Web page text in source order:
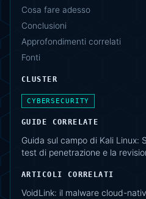
Cosa fare adesso
Conclusioni
Approfondimenti correlati
Fonti
CLUSTER
CYBERSECURITY
GUIDE CORRELATE
Guida sul campo di Kali Linux:
test di penetrazione e la
ARTICOLI CORRELATI
VoidLink: il malware cloud-